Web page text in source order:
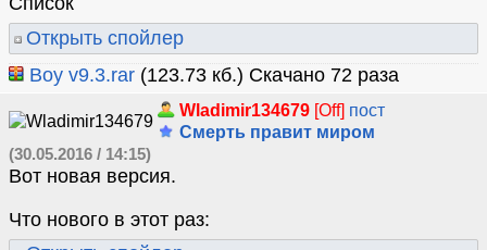
Открыть спойлер
Boy v9.3.rar (123.73 кб.) Скачано 72 раза
Wladimir134679 [Off] пост
Смерть правит миром
(30.05.2016 / 14:15)
Вот новая версия.
Что нового в этот раз: